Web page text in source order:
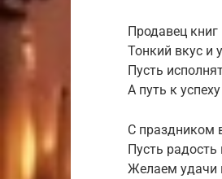
Продавец
Тонкий вкус и
Пусть
А путь к
С праздником
Пусть радость
Желаем удачи